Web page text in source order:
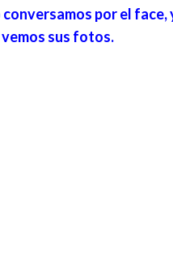
por el face,
sus fotos.